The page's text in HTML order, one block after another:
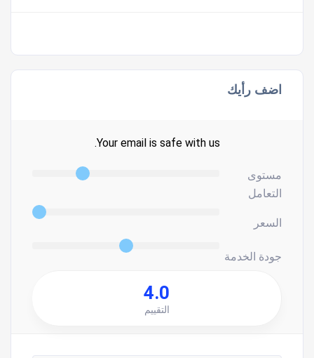
اضف رأيك
Your email is safe with us.
مستوى
التعامل
السعر
جودة الخدمة
4.0
التقييم